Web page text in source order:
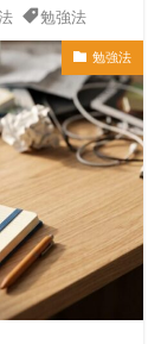
勉強法
勉強法